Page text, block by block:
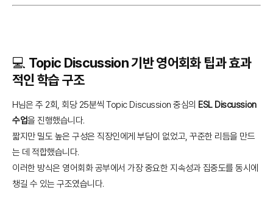
💻 Topic Discussion 기반 영어회화 팁과 효과
적인 학습 구조
H님은 주 2회, 회당 25분씩 Topic Discussion 중심의 ESL Discussion
수업을 진행했습니다.
짧지만 밀도 높은 구성은 직장인에게 부담이 없었고, 꾸준한 리듬을 만드
는 데 적합했습니다.
이러한 방식은 영어회화 공부에서 가장 중요한 지속성과 집중도를 동시에
챙길 수 있는 구조였습니다.